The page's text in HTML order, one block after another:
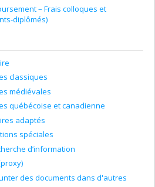
– Frais colloques et
diplômés)
classiques
médiévales
québécoise et canadienne
adaptés
spéciales
d’information
des documents dans d'autres